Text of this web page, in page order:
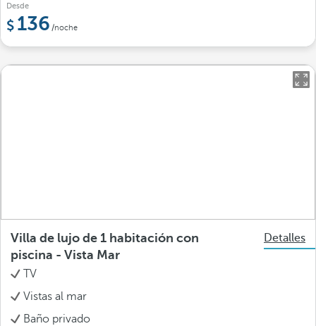
Desde
136 /noche
Villa de lujo de 1 habitación con
piscina - Vista Mar
Detalles
TV
Vistas al mar
Baño privado